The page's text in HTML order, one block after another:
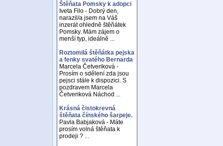
Štěňata Pomsky k adopci
Iveta Filo - Dobrý den,
narazil/a jsem na Váš
inzerát ohledně štěňátek
Pomsky. Mám zájem o
menší typ, ideálně ...
Roztomilá štěňátka pejska
a fenky svatého Bernarda
Marcela Četveriková -
Prosím o sdělení zda jsou
pejsci stále k dispozici. S
pozdravem Marcela
Četveriková Náchod ...
Krásná čistokrevná
štěňata čínského šarpeje.
Pavla Babjaková - Máte
prosím volná štěňata k
prodeji ? ...